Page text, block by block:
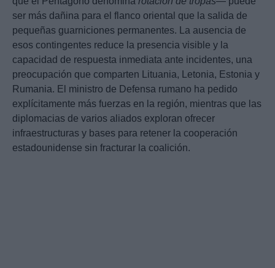
ser más dañina para el flanco oriental que la salida de
pequeñas guarniciones permanentes. La ausencia de
esos contingentes reduce la presencia visible y la
capacidad de respuesta inmediata ante incidentes, una
preocupación que comparten Lituania, Letonia, Estonia y
Rumania. El ministro de Defensa rumano ha pedido
explícitamente más fuerzas en la región, mientras que las
diplomacias de varios aliados exploran ofrecer
infraestructuras y bases para retener la cooperación
estadounidense sin fracturar la coalición.